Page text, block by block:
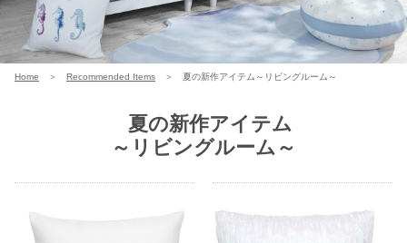
Home ＞ Recommended Items ＞ 夏の新作アイテム～リビングルーム～
夏の新作アイテム
～リビングルーム～